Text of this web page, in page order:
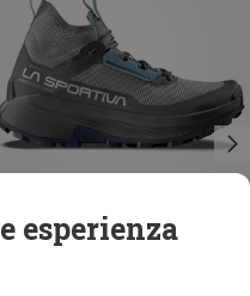
esperienza